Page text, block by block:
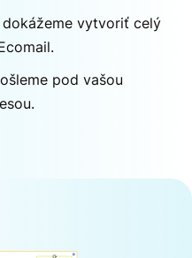
vytvoriť celý
pod vašou